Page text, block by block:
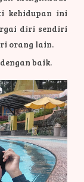
kehidupan ini
diri sendiri
orang lain.
baik.